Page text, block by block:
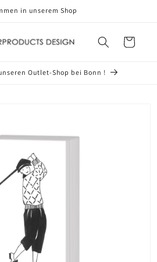
in unserem Shop
Warenkorb
Outlet-Shop bei Bonn !